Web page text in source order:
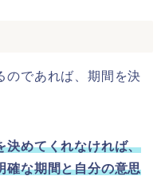
のであれば、期間を決
決めてくれなければ、
確な期間と自分の意思